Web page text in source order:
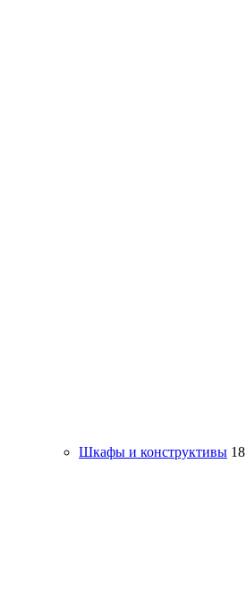
Шкафы и конструктивы 18